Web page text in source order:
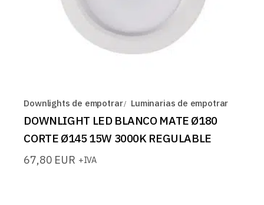
Downlights de empotrar Luminarias de empotrar
DOWNLIGHT LED BLANCO MATE Ø180
CORTE Ø145 15W 3000K REGULABLE
67,80 EUR +IVA